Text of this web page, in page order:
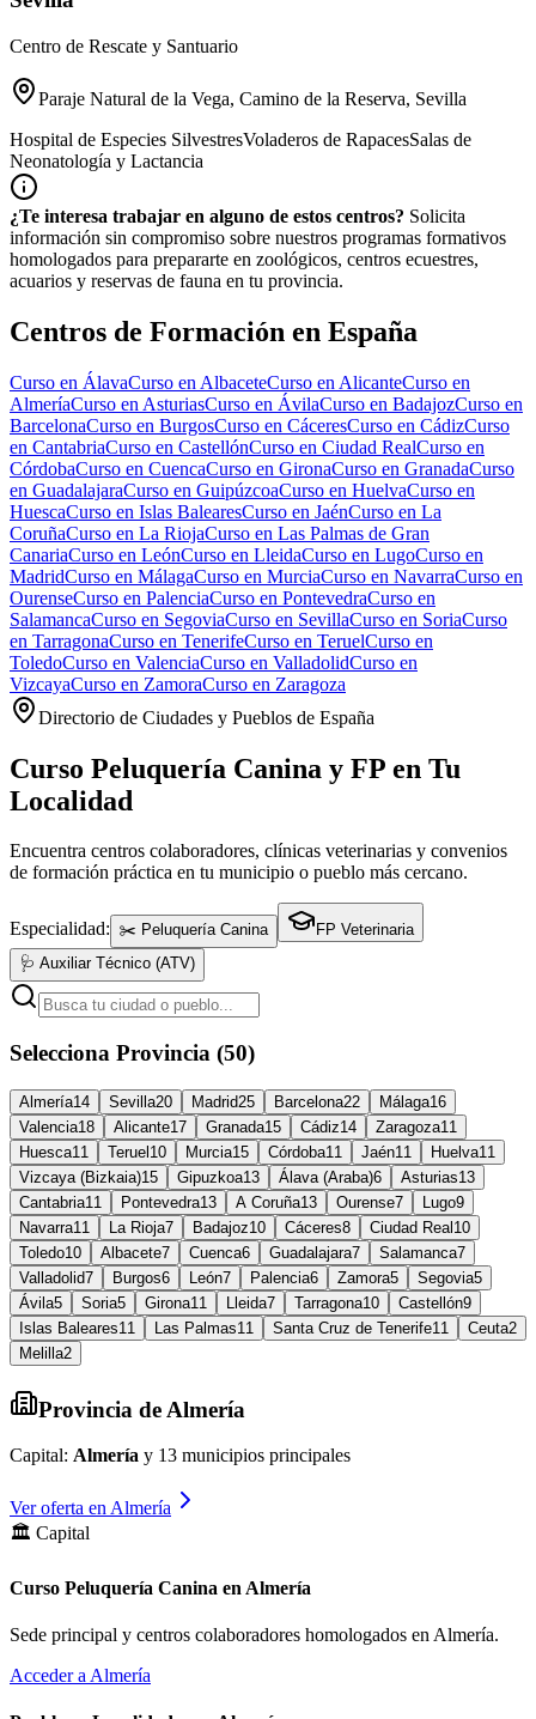
Centro de Rescate y Santuario
Paraje Natural de la Vega, Camino de la Reserva, Sevilla
Hospital de Especies SilvestresVoladeros de RapacesSalas de
Neonatología y Lactancia
¿Te interesa trabajar en alguno de estos centros? Solicita
información sin compromiso sobre nuestros programas formativos
homologados para prepararte en zoológicos, centros ecuestres,
acuarios y reservas de fauna en tu provincia.
Centros de Formación en España
Curso en ÁlavaCurso en AlbaceteCurso en AlicanteCurso en
AlmeríaCurso en AsturiasCurso en ÁvilaCurso en BadajozCurso en
BarcelonaCurso en BurgosCurso en CáceresCurso en CádizCurso
en CantabriaCurso en CastellónCurso en Ciudad RealCurso en
CórdobaCurso en CuencaCurso en GironaCurso en GranadaCurso
en GuadalajaraCurso en GuipúzcoaCurso en HuelvaCurso en
HuescaCurso en Islas BalearesCurso en JaénCurso en La
CoruñaCurso en La RiojaCurso en Las Palmas de Gran
CanariaCurso en LeónCurso en LleidaCurso en LugoCurso en
MadridCurso en MálagaCurso en MurciaCurso en NavarraCurso en
OurenseCurso en PalenciaCurso en PontevedraCurso en
SalamancaCurso en SegoviaCurso en SevillaCurso en SoriaCurso
en TarragonaCurso en TenerifeCurso en TeruelCurso en
ToledoCurso en ValenciaCurso en ValladolidCurso en
VizcayaCurso en ZamoraCurso en Zaragoza
Directorio de Ciudades y Pueblos de España
Curso Peluquería Canina y FP en Tu
Localidad
Encuentra centros colaboradores, clínicas veterinarias y convenios
de formación práctica en tu municipio o pueblo más cercano.
Especialidad: ✂️ Peluquería Canina
FP Veterinaria
🩺 Auxiliar Técnico (ATV)
Selecciona Provincia (50)
Almería14 Sevilla20 Madrid25 Barcelona22 Málaga16
Valencia18 Alicante17 Granada15 Cádiz14 Zaragoza11
Huesca11 Teruel 10 Murcia15 Córdoba11 Jaén11 Huelva11
Vizcaya (Bizkaia)15 Gipuzkoa13 Álava (Araba)6 Asturias13
Cantabria11 Pontevedra13 A Coruña13 Ourense7 Lugo9
Navarra11 La Rioja7 Badajoz10 Cáceres8 Ciudad Real 10
Toledo10 Albacete7 Cuenca6 Guadalajara7 Salamanca7
Valladolid7 Burgos6 León7 Palencia6 Zamora5 Segovia5
Ávila5 Soria5 Girona11 Lleida7 Tarragona10 Castellón9
Islas Baleares11 Las Palmas11 Santa Cruz de Tenerife11 Ceuta2
Melilla2
Provincia de Almería
Capital: Almería y 13 municipios principales
Ver oferta en Almería
🏛️ Capital
Curso Peluquería Canina en Almería
Sede principal y centros colaboradores homologados en Almería.
Acceder a Almería